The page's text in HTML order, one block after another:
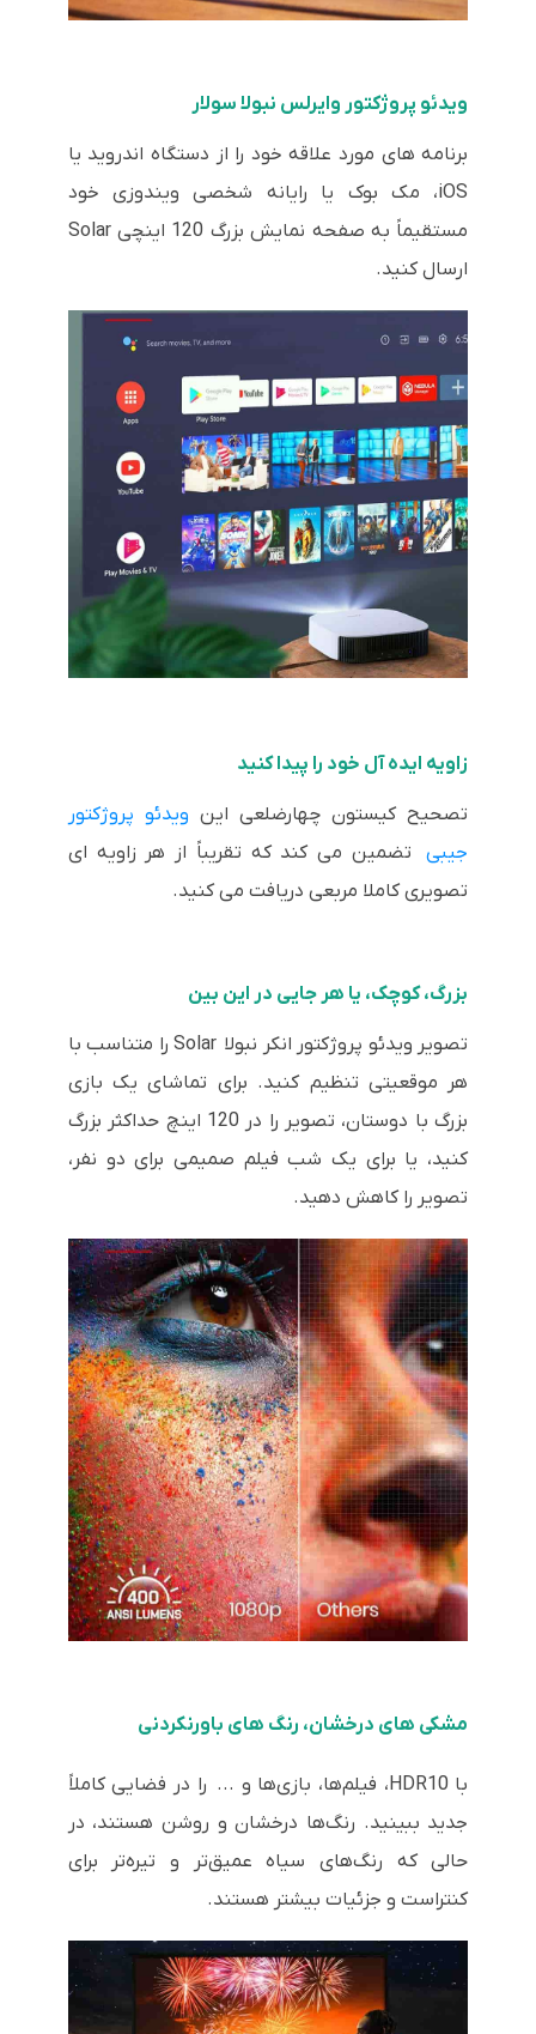
ویدئو پروژکتور وایرلس نبولا سولار
برنامه های مورد علاقه خود را از دستگاه اندروید یا
iOS، مک بوک یا رایانه شخصی ویندوزی خود
مستقیماً به صفحه نمایش بزرگ 120 اینچی Solar
ارسال کنید.
زاویه ایده آل خود را پیدا کنید
تصحیح کیستون چهارضلعی این ویدئو پروژکتور
جیبیتضمین می کند که تقریباً از هر زاویه ای
تصویری کاملا مربعی دریافت می کنید.
بزرگ، کوچک، یا هر جایی در این بین
تصویر ویدئو پروژکتور انکر نبولا Solar را متناسب با
هر موقعیتی تنظیم کنید. برای تماشای یک بازی
بزرگ با دوستان، تصویر را در 120 اینچ حداکثر بزرگ
کنید، یا برای یک شب فیلم صمیمی برای دو نفر،
تصویر را کاهش دهید.
مشکی های درخشان، رنگ های باورنکردنی
با HDR10، فیلم‌ها، بازی‌ها و ... را در فضایی کاملاً
جدید ببینید. رنگ‌ها درخشان و روشن هستند، در
حالی که رنگ‌های سیاه عمیق‌تر و تیره‌تر برای
کنتراست و جزئیات بیشتر هستند.